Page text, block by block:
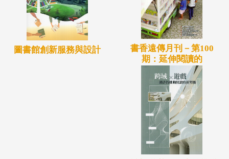
圖書館創新服務與設計
書香遠傳月刊－第100
期：延伸閱讀的